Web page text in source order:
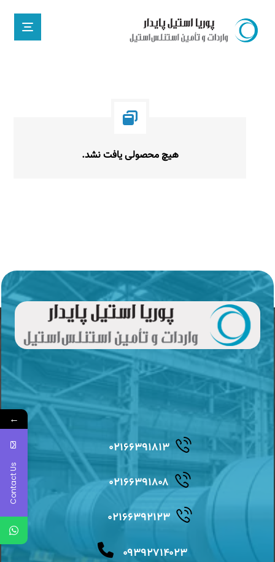
هیچ محصولی یافت نشد.
۰۲۱۶۶۳۹۱۸۱۳
۰۲۱۶۶۳۹۱۸۰۸
۰۲۱۶۶۳۹۲۱۲۳
۰۹۳۹۲۷۱۴۰۲۳
←
Contact Us